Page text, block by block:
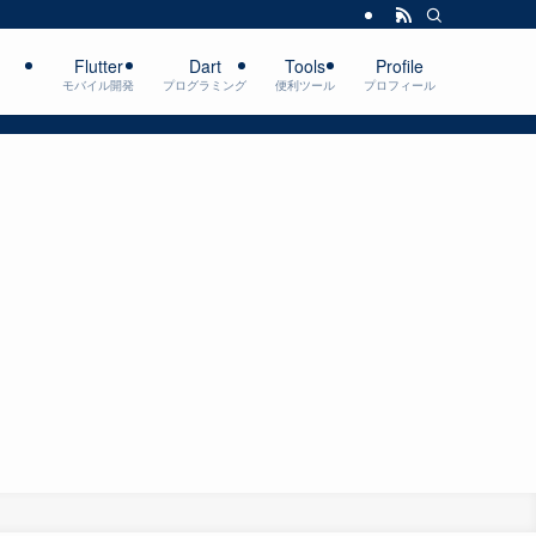
Flutter
モバイル開発
Dart
プログラミング
Tools
便利ツール
Profile
プロフィール